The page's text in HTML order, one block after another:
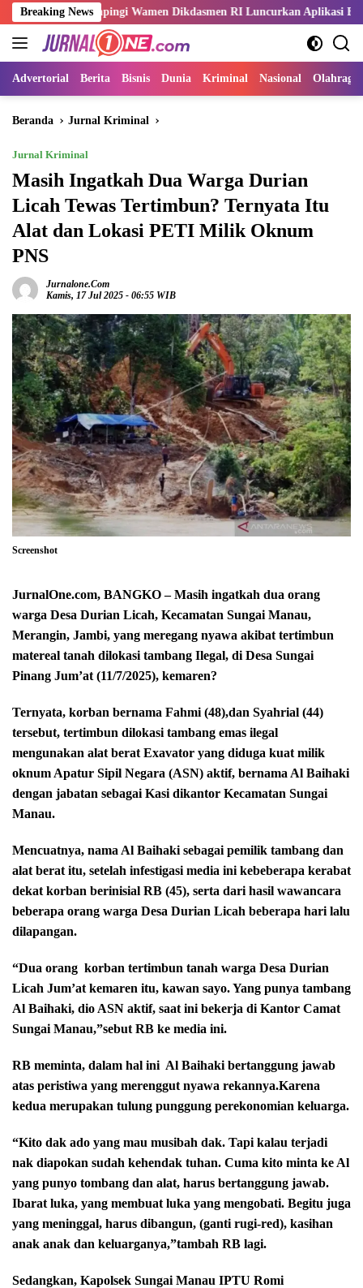
Langsung
ke
konten
Breaking News
Dampingi Wamen Dikdasmen RI Luncurkan Aplikasi Bungo Pintar
Advertorial Berita Bisnis Dunia Kriminal Nasional Olahraga
Beranda Jurnal Kriminal
Jurnal Kriminal
Masih Ingatkah Dua Warga Durian
Licah Tewas Tertimbun? Ternyata Itu
Alat dan Lokasi PETI Milik Oknum
PNS
Jurnalone.com
Kamis, 17 Jul 2025 - 06:55 WIB
Screenshot
JurnalOne.com, BANGKO – Masih ingatkah dua orang
warga Desa Durian Licah, Kecamatan Sungai Manau,
Merangin, Jambi, yang meregang nyawa akibat tertimbun
matereal tanah dilokasi tambang Ilegal, di Desa Sungai
Pinang Jum’at (11/7/2025), kemaren?
Ternyata, korban bernama Fahmi (48),dan Syahrial (44)
tersebut, tertimbun dilokasi tambang emas ilegal
mengunakan alat berat Exavator yang diduga kuat milik
oknum Apatur Sipil Negara (ASN) aktif, bernama Al Baihaki
dengan jabatan sebagai Kasi dikantor Kecamatan Sungai
Manau.
Mencuatnya, nama Al Baihaki sebagai pemilik tambang dan
alat berat itu, setelah infestigasi media ini kebeberapa kerabat
dekat korban berinisial RB (45), serta dari hasil wawancara
beberapa orang warga Desa Durian Licah beberapa hari lalu
dilapangan.
“Dua orang korban tertimbun tanah warga Desa Durian
Licah Jum’at kemaren itu, kawan sayo. Yang punya tambang
Al Baihaki, dio ASN aktif, saat ini bekerja di Kantor Camat
Sungai Manau,”sebut RB ke media ini.
RB meminta, dalam hal ini Al Baihaki bertanggung jawab
atas peristiwa yang merenggut nyawa rekannya.Karena
kedua merupakan tulung punggung perekonomian keluarga.
“Kito dak ado yang mau musibah dak. Tapi kalau terjadi
nak diapokan sudah kehendak tuhan. Cuma kito minta ke Al
yang punyo tombang dan alat, harus bertanggung jawab.
Ibarat luka, yang membuat luka yang mengobati. Begitu juga
yang meninggal, harus dibangun, (ganti rugi-red), kasihan
anak anak dan keluarganya,”tambah RB lagi.
Sedangkan, Kapolsek Sungai Manau IPTU Romi